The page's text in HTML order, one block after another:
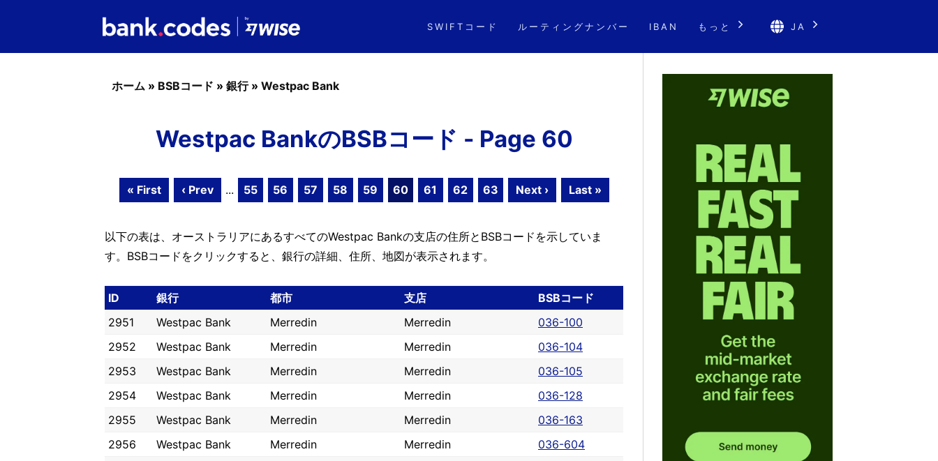
SWIFTコード ルーティングナンバー IBAN もっと JA
ホーム » BSBコード » 銀行» Westpac Bank
Westpac BankのBSBコード - Page 60
« First ‹ Prev ... 55 56 57 58 59 60 61 62 63 Next › Last »
以下の表は、オーストラリアにあるすべてのWestpac Bankの支店の住所とBSBコードを示していま
す。BSBコードをクリックすると、銀行の詳細、住所、地図が表示されます。
ID 銀行 都市 支店
BSBコード
2951
Westpac Bank Merredin Merredin
036-100
2952
Westpac Bank Merredin Merredin
036-104
2953
Westpac Bank Merredin Merredin
036-105
2954
Westpac Bank Merredin Merredin
036-128
2955
Westpac Bank Merredin Merredin
036-163
2956
Westpac Bank Merredin Merredin
036-604